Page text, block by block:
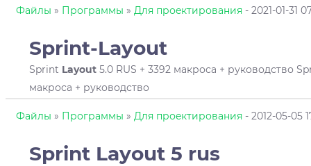
Файлы » Программы » Для проeктирования - 2021-01-31
Sprint-Layout
Sprint Layout5.0 RUS + 3392 макроса + руководство
макроса + руководство
Файлы » Программы » Для проeктирования - 2012-05-05
Sprint Layout5 rus